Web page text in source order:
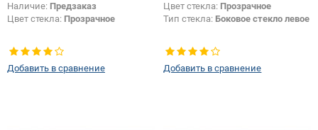
Наличие: Предзаказ
Цвет стекла: Прозрачное
Добавить в сравнение
Цвет стекла: Прозрачное
Тип стекла: Боковое стекло левое
Добавить в сравнение